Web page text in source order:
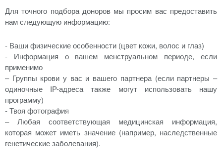
Для точного подбора доноров мы просим вас предоставить
нам следующую информацию:
- Ваши физические особенности (цвет кожи, волос и глаз)
- Информация о вашем менструальном периоде, если
применимо
– Группы крови у вас и вашего партнера (если партнеры –
одиночные IP-адреса также могут использовать нашу
программу)
- Твоя фотография
– Любая соответствующая медицинская информация,
которая может иметь значение (например, наследственные
генетические заболевания).